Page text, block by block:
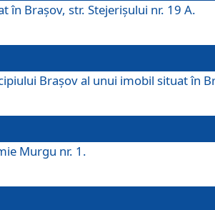
Braşov, str. Stejerişului nr. 19 A.
Braşov al unui imobil situat în
Murgu nr. 1.